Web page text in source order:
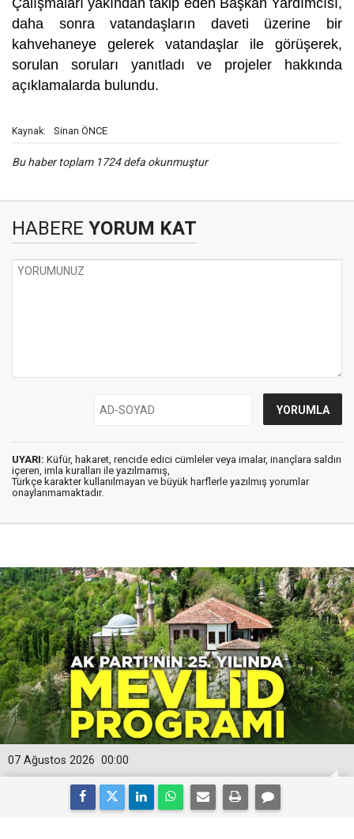
daha sonra vatandaşların daveti üzerine bir
kahvehaneye gelerek vatandaşlar ile görüşerek,
sorulan soruları yanıtladı ve projeler hakkında
açıklamalarda bulundu.
Kaynak: Sinan ÖNCE
Bu haber toplam 1724 defa okunmuştur
HABERE YORUM KAT
UYARI: Küfür, hakaret, rencide edici cümleler veya imalar, inançlara saldırı
içeren, imla kuralları ile yazılmamış,
Türkçe karakter kullanılmayan ve büyük harflerle yazılmış yorumlar
onaylanmamaktadır.
00:00
07 Ağustos 2026